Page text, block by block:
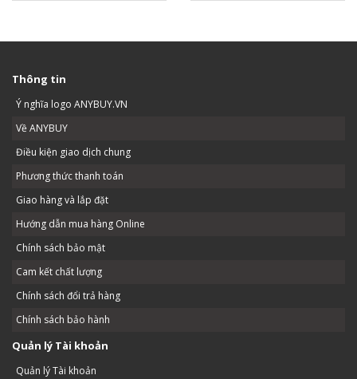
Thông tin
Ý nghĩa logo ANYBUY.VN
Về ANYBUY
Điều kiện giao dịch chung
Phương thức thanh toán
Giao hàng và lắp đặt
Hướng dẫn mua hàng Online
Chính sách bảo mật
Cam kết chất lượng
Chính sách đổi trả hàng
Chính sách bảo hành
Quản lý Tài khoản
Quản lý Tài khoản